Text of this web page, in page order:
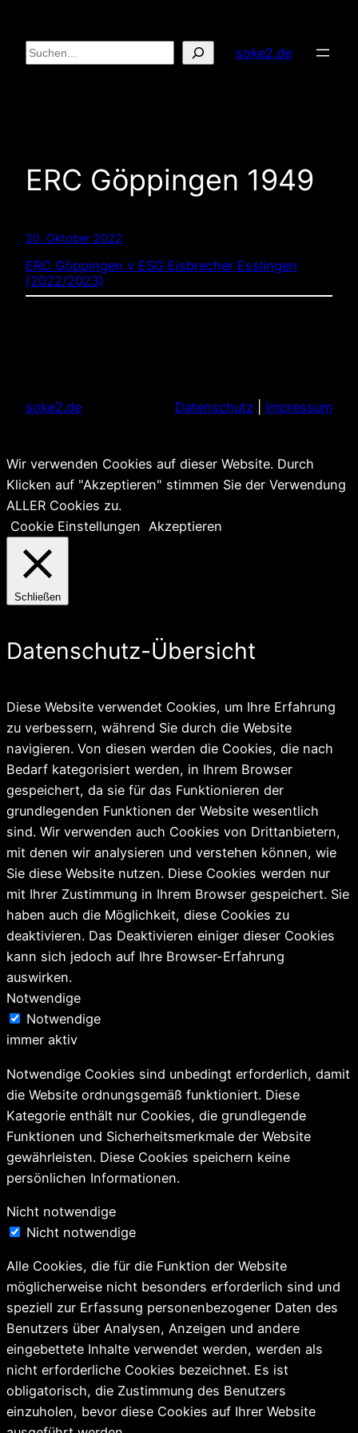
Inhalt
springen
Suchen soke2.de
ERC Göppingen 1949
20. Oktober 2022
ERC Göppingen v ESG Eisbrecher Esslingen
(2022/2023)
soke2.de Datenschutz Impressum
Wir verwenden Cookies auf dieser Website. Durch
Klicken auf "Akzeptieren" stimmen Sie der Verwendung
ALLER Cookies zu.
Cookie Einstellungen Akzeptieren
Schließen
Datenschutz-Übersicht
Diese Website verwendet Cookies, um Ihre Erfahrung
zu verbessern, während Sie durch die Website
navigieren. Von diesen werden die Cookies, die nach
Bedarf kategorisiert werden, in Ihrem Browser
gespeichert, da sie für das Funktionieren der
grundlegenden Funktionen der Website wesentlich
sind. Wir verwenden auch Cookies von Drittanbietern,
mit denen wir analysieren und verstehen können, wie
Sie diese Website nutzen. Diese Cookies werden nur
mit Ihrer Zustimmung in Ihrem Browser gespeichert. Sie
haben auch die Möglichkeit, diese Cookies zu
deaktivieren. Das Deaktivieren einiger dieser Cookies
kann sich jedoch auf Ihre Browser-Erfahrung
auswirken.
Notwendige
Notwendige
immer aktiv
Notwendige Cookies sind unbedingt erforderlich, damit
die Website ordnungsgemäß funktioniert. Diese
Kategorie enthält nur Cookies, die grundlegende
Funktionen und Sicherheitsmerkmale der Website
gewährleisten. Diese Cookies speichern keine
persönlichen Informationen.
Nicht notwendige
Nicht notwendige
Alle Cookies, die für die Funktion der Website
möglicherweise nicht besonders erforderlich sind und
speziell zur Erfassung personenbezogener Daten des
Benutzers über Analysen, Anzeigen und andere
eingebettete Inhalte verwendet werden, werden als
nicht erforderliche Cookies bezeichnet. Es ist
obligatorisch, die Zustimmung des Benutzers
einzuholen, bevor diese Cookies auf Ihrer Website